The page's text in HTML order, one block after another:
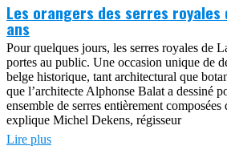
Les orangers des serres royales
ans
Pour quelques jours, les serres royales de
portes au public. Une occasion unique de
belge historique, tant architectural que
que l’architecte Alphonse Balat a dessiné
ensemble de serres entièrement composées
explique Michel Dekens, régisseur
Lire plus